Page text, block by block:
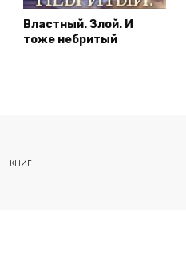
Властный. Злой. И
тоже небритый
книг